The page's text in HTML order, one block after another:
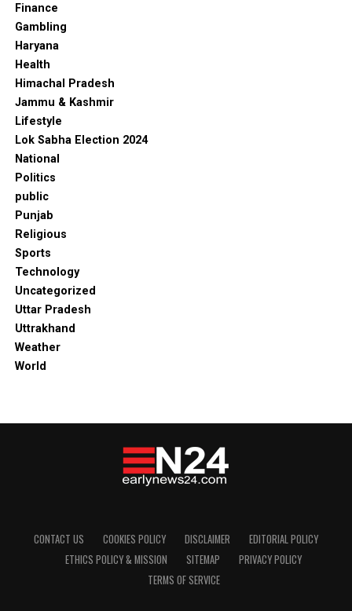
Finance
Gambling
Haryana
Health
Himachal Pradesh
Jammu & Kashmir
Lifestyle
Lok Sabha Election 2024
National
Politics
public
Punjab
Religious
Sports
Technology
Uncategorized
Uttar Pradesh
Uttrakhand
Weather
World
CONTACT US COOKIES POLICY DISCLAIMER
EDITORIAL POLICY
ETHICS POLICY & MISSION
SITEMAP
PRIVACY POLICY
TERMS OF SERVICE